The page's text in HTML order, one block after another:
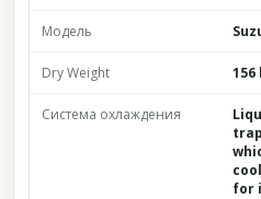
Модель
Dry Weight 156
Система охлаждения
for